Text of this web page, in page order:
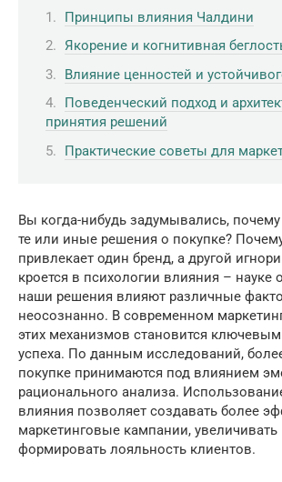
Принципы влияния Чалдини
Якорение и когнитивная
Влияние ценностей и
Поведенческий подход и
принятия решений
Практические советы для
Вы когда-нибудь задумывались,
те или иные решения о покупке?
привлекает один бренд, а другой
кроется в психологии влияния – науке
наши решения влияют различные
неосознанно. В современном
этих механизмов становится
успеха. По данным исследований,
покупке принимаются под влиянием
рационального анализа.
влияния позволяет создавать более
маркетинговые кампании,
формировать лояльность клиентов.